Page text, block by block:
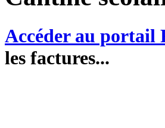
Accéder au portail
les factures...